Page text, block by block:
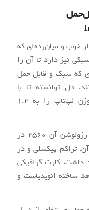
خوب و میان‌رده‌ای که
نیز دارد تا آن را
که سبک و قابل حمل
دل توانسته تا با
استفاده از صفحه‌نمایش 13 اینچی، وزن لپ‌تاپ را به 1.2
این صفحه نمایش از نوع IPS است و رزولوشن آن 2560 در
آن، تراکم پیکسلی و در
داشت. کارت گرافیکی
ساخته انویدیاست و